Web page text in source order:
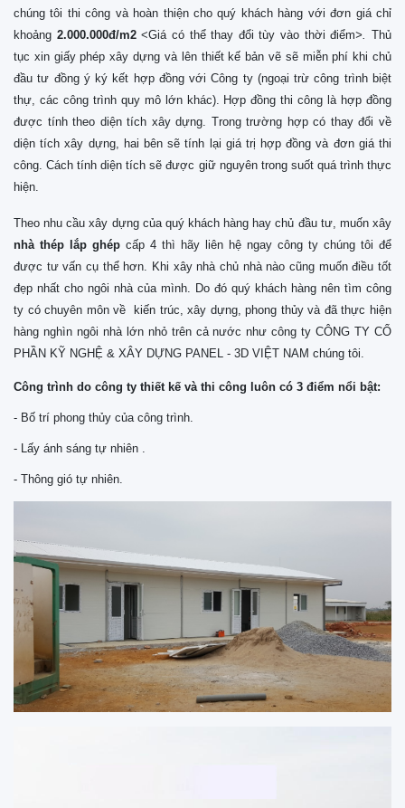
chúng tôi thi công và hoàn thiện cho quý khách hàng với đơn giá chỉ
khoảng 2.000.000đ/m2<Giá có thể thay đổi tùy vào thời điểm>.Thủ
tục xin giấy phép xây dựng và lên thiết kế bản vẽ sẽ miễn phí khi chủ
đầu tư đồng ý ký kết hợp đồng với Công ty (ngoại trừ công trình biệt
thự, các công trình quy mô lớn khác). Hợp đồng thi công là hợp đồng
được tính theo diện tích xây dựng. Trong trường hợp có thay đổi về
diện tích xây dựng, hai bên sẽ tính lại giá trị hợp đồng và đơn giá thi
công. Cách tính diện tích sẽ được giữ nguyên trong suốt quá trình thực
hiện.
Theo nhu cầu xây dựng của quý khách hàng hay chủ đầu tư, muốn xây
nhà thép lắp ghép cấp 4 thì hãy liên hệ ngay công ty chúng tôi để
được tư vấn cụ thể hơn. Khi xây nhà chủ nhà nào cũng muốn điều tốt
đẹp nhất cho ngôi nhà của mình. Do đó quý khách hàng nên tìm công
ty có chuyên môn về kiến trúc, xây dựng, phong thủy và đã thực hiện
hàng nghìn ngôi nhà lớn nhỏ trên cả nước như công ty CÔNG TY CỔ
PHẦN KỸ NGHỆ & XÂY DỰNG PANEL - 3D VIỆT NAM chúng tôi.
Công trình do công ty thiết kế và thi công luôn có 3 điểm nổi bật:
- Bố trí phong thủy của công trình.
- Lấy ánh sáng tự nhiên .
- Thông gió tự nhiên.